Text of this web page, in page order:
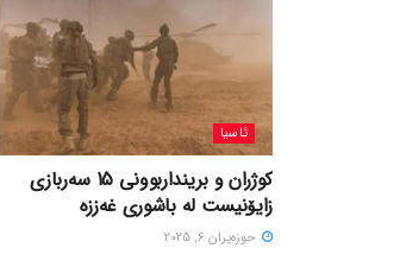
ئاسیا
کوژران و برینداربوونی 15 سەربازی
زایۆنیست لە باشوری غەززە
حوزه‌یران 6, 2025